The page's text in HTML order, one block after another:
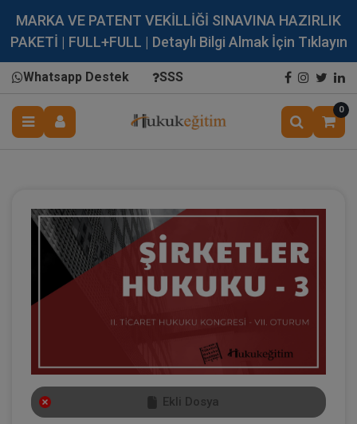
MARKA VE PATENT VEKİLLİĞİ SINAVINA HAZIRLIK
PAKETİ | FULL+FULL | Detaylı Bilgi Almak İçin Tıklayın
Whatsapp Destek SSS
0
Ekli Dosya